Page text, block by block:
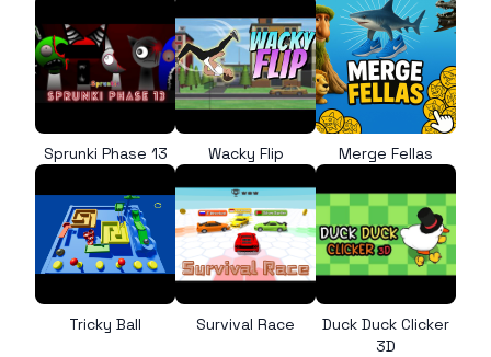
Sprunki Phase 13 Wacky Flip Merge Fellas
Tricky Ball Survival Race
Duck Duck Clicker
3D